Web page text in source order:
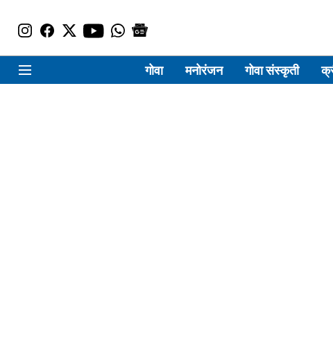
गोवा मनोरंजन गोवा संस्कृती